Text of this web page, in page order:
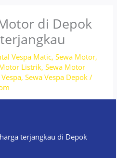
di Depok
Vespa Matic,Sewa Motor,
Listrik,Sewa Motor
,Sewa Vespa Depok /
terjangkau di Depok